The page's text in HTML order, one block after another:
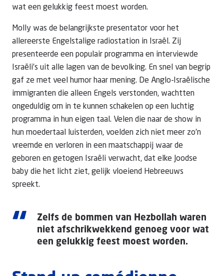
wat een gelukkig feest moest worden.
Molly was de belangrijkste presentator voor het
allereerste Engelstalige radiostation in Israël. Zij
presenteerde een populair programma en interviewde
Israëli’s uit alle lagen van de bevolking. En snel van begrip
gaf ze met veel humor haar mening. De Anglo-Israëlische
immigranten die alleen Engels verstonden, wachtten
ongeduldig om in te kunnen schakelen op een luchtig
programma in hun eigen taal. Velen die naar de show in
hun moedertaal luisterden, voelden zich niet meer zo’n
vreemde en verloren in een maatschappij waar de
geboren en getogen Israëli verwacht, dat elke Joodse
baby die het licht ziet, gelijk vloeiend Hebreeuws
spreekt.
“
Zelfs de bommen van Hezbollah waren
niet afschrikwekkend genoeg voor wat
een gelukkig feest moest worden.